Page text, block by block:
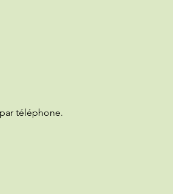
téléphone.